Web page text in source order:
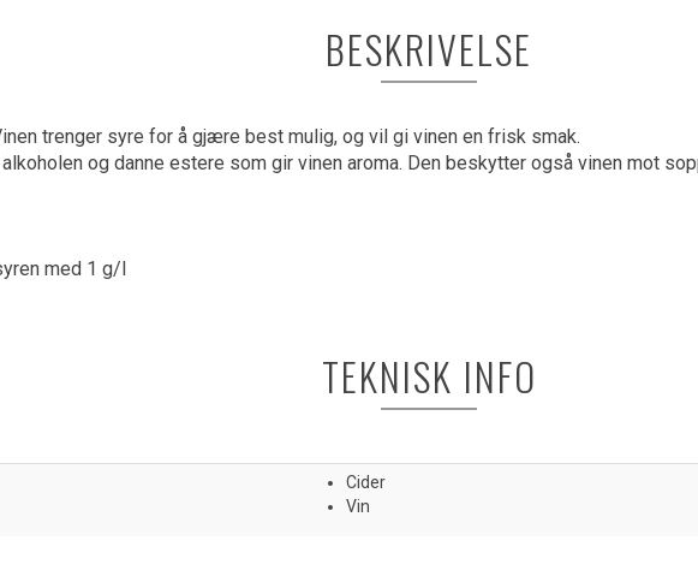
BESKRIVELSE
trenger syre for å gjære best mulig, og vil gi vinen en frisk smak.
og danne estere som gir vinen aroma. Den beskytter også vinen mot
med 1 g/l
TEKNISK INFO
Cider
Vin